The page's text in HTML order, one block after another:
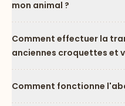
mon animal ?
Comment effectuer la
anciennes croquettes et
Comment fonctionne